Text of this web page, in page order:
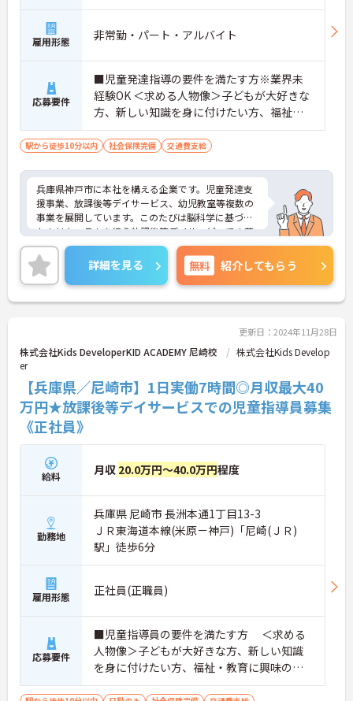
雇用形態 非常勤・パート・アルバイト
応募要件
■児童発達指導の要件を満たす方※業界未
経験OK ＜求める人物像＞子どもが大好きな
方、新しい知識を身に付けたい方、福祉・
教育に興味のある方
駅から徒歩10分以内 社会保険完備 交通費支給
兵庫県神戸市に本社を構える企業です。児童発達支
援事業、放課後等デイサービス、幼児教室等複数の
事業を展開しています。このたびは脳科学に基づい
たカリキュラムを行う放課後等デイサービスでの募
集です。子供達の未来の為に多職種が一丸となり全
力でサポートしています。1日の実働は7時間、ハー
ドな職場ではなく、子どもとゆっくりと向き合える
あたたかい環境です。ご興味ある方には、面接対策
ポイントなど、さらに詳細をお話しいたしますので
詳細を見る 無料 紹介してもらう
更新日：2024年11月28日
株式会社Kids DeveloperKID ACADEMY 尼崎校
株式会社Kids Develop
er
【兵庫県／尼崎市】1日実働7時間◎月収最大40
万円★放課後等デイサービスでの児童指導員募集
《正社員》
給料 月収 20.0万円～40.0万円程度
勤務地
兵庫県 尼崎市 長洲本通1丁目13-3
ＪＲ東海道本線(米原－神戸)「尼崎(ＪＲ)
駅」徒歩6分
雇用形態 正社員(正職員)
応募要件
■児童指導員の要件を満たす方 ＜求める
人物像＞子どもが大好きな方、新しい知識
を身に付けたい方、福祉・教育に興味のあ
る方